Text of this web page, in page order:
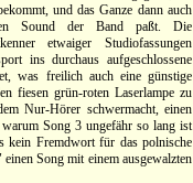
und das Ganze dann auch
Sound der Band paßt. Die
etwaiger Studiofassungen
ins durchaus aufgeschlossene
was freilich auch eine günstige
fiesen grün-roten Laserlampe zu
Nur-Hörer schwermacht, einen
Song 3 ungefähr so lang ist
kein Fremdwort für das polnische
Song mit einem ausgewalzten